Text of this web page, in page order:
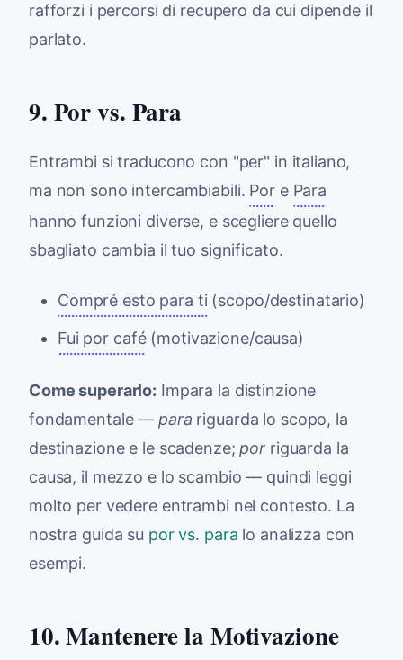
rafforzi i percorsi di recupero da cui dipende il
parlato.
9. Por vs. Para
Entrambi si traducono con "per" in italiano,
ma non sono intercambiabili. Pore Para
hanno funzioni diverse, e scegliere quello
sbagliato cambia il tuo significato.
Compré esto para ti (scopo/destinatario)
Fui por café(motivazione/causa)
Come superarlo: Impara la distinzione
fondamentale —para riguarda lo scopo, la
destinazione e le scadenze;por riguarda la
causa, il mezzo e lo scambio — quindi leggi
molto per vedere entrambi nel contesto. La
nostra guida su por vs. para lo analizza con
esempi.
10. Mantenere la Motivazione